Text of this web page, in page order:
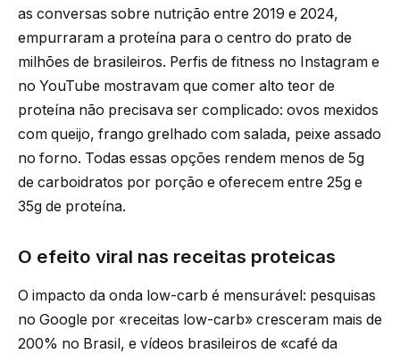
as conversas sobre nutrição entre 2019 e 2024,
empurraram a proteína para o centro do prato de
milhões de brasileiros. Perfis de fitness no Instagram e
no YouTube mostravam que comer alto teor de
proteína não precisava ser complicado: ovos mexidos
com queijo, frango grelhado com salada, peixe assado
no forno. Todas essas opções rendem menos de 5g
de carboidratos por porção e oferecem entre 25g e
35g de proteína.
O efeito viral nas receitas proteicas
O impacto da onda low-carb é mensurável: pesquisas
no Google por «receitas low-carb» cresceram mais de
200% no Brasil, e vídeos brasileiros de «café da